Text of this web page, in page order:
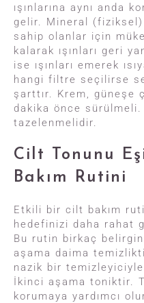
ışınlarına aynı anda
gelir. Mineral
sahip olanlar için
kalarak ışınları geri
ise ışınları emerek
hangi filtre seçilirse
şarttır. Krem, güneşe
dakika önce
tazelenmelidir.
Cilt Tonunu
Bakım Rutini
Etkili bir cilt bakım
hedefinizi daha rahat
Bu rutin birkaç
aşama daima
nazik bir temizleyiciyle
İkinci aşama toniktir.
korumaya yardımcı